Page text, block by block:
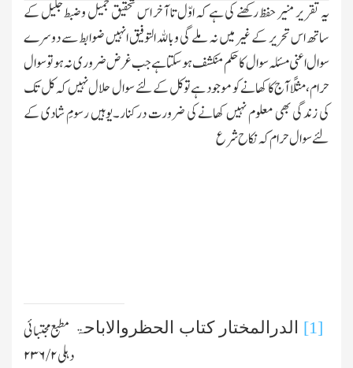
یہ تقریر منیر حفظ رکھنے کی ہے کہ اوّل تا آخر اس تحقیق جمیل وضبط جلیل کے
ساتھ اس تحریر کے غیر میں نہ ملے گی وباﷲ التوفیق انہیں ضوابط سے دوسرے
سوال اعنی مسئلہ سوال کا حکم منکشف ہوسکتاہے جب غرض ضروری نہ ہو تو سوال
حرام،مثلًا آج کا کھانے کو موجود ہے توکل کے لئے سوال حلال نہیں کہ کل تك
کی زندگی بھی معلوم نہیں کھانے کی ضرورت درکنار۔یوہیں رسومِ شادی کے
لئے سوال حرام کہ نکاح شرع
[1] الدرالمختار کتاب الحظروالاباحۃ مطبع مجتبائی
دہلی۲ /۲۳۶